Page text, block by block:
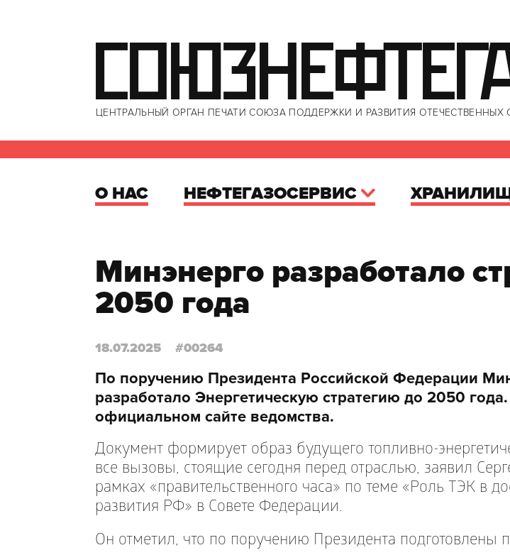
ЦЕНТРАЛЬНЫЙ ОРГАН ПЕЧАТИ СОЮЗА ПОДДЕРЖКИ И РАЗВИТИЯ
О НАС НЕФТЕГАЗОСЕРВИС
Минэнерго разработало
2050 года
18.07.2025 #00264
По поручению Президента Российской Федерации
разработало Энергетическую стратегию до 2050
официальном сайте ведомства.
Документ формирует образ будущего топливно-
все вызовы, стоящие сегодня перед отраслью, заявил
рамках «правительственного часа» по теме «Роль ТЭК в
развития РФ» в Совете Федерации.
Он отметил, что по поручению Президента подготовлены